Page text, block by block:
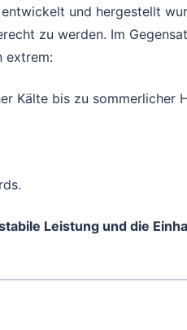
und hergestellt
zu werden. Im
extrem:
Kälte bis zu sommerlicher
Leistung und die